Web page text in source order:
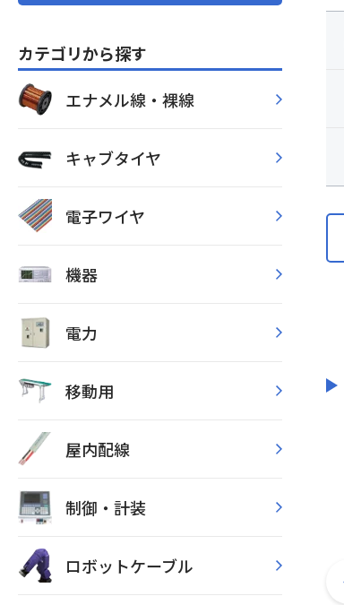
カテゴリから探す
エナメル線・裸線
キャブタイヤ
電子ワイヤ
機器
電力
移動用
屋内配線
制御・計装
ロボットケーブル